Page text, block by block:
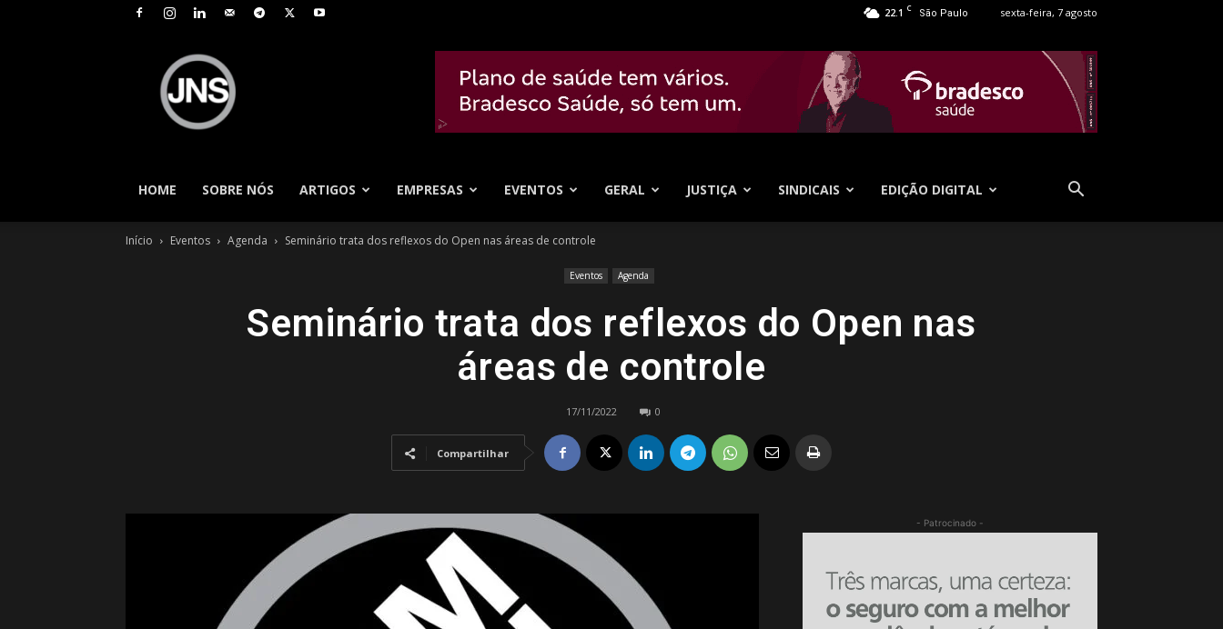
22.1 C São Paulo sexta-feira, 7 agosto
HOME
SOBRE NÓS ARTIGOS EMPRESAS EVENTOS GERAL JUSTIÇA SINDICAIS EDIÇÃO DIGITAL
Início Eventos Agenda Seminário trata dos reflexos do Open nas áreas de controle
Eventos Agenda
Seminário trata dos reflexos do Open nas
áreas de controle
17/11/2022 0
Compartilhar
- Patrocinado -